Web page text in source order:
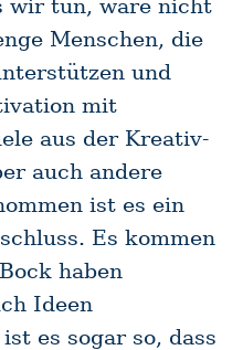
wir tun, wäre nicht
Menschen, die
und
mit
aus der Kreativ-
auch andere
ist es ein
Es kommen
haben
Ideen
es sogar so, dass